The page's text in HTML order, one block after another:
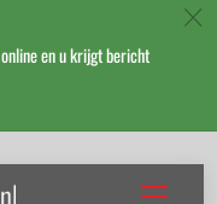
en u krijgt bericht
c
Menu